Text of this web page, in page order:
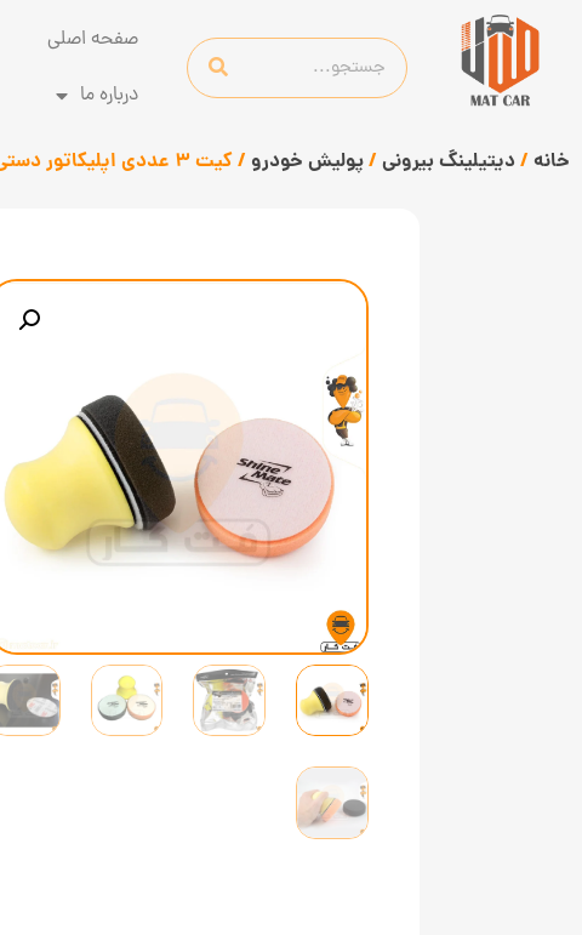
صفحه اصلی
درباره ما
خانه / دیتیلینگ بیرونی /پولیش خودرو / کیت 3 عددی اپلیکاتور دستی پولیش و واکس ShineMate